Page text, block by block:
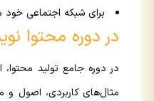
برای شبکه اجتماعی خود
در دوره محتوا
در دوره جامع تولید
مثال‌های کاربردی، اصول و